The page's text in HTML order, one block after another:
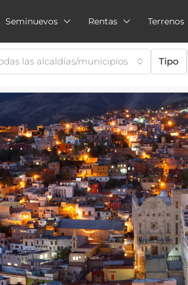
Seminuevos Rentas Terrenos
las alcaldías/municipios Tipo